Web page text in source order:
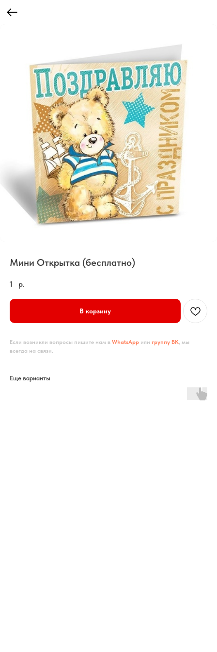
Мини Открытка (бесплатно)
1 р.
В корзину
Если возникли вопросы пишите нам в WhatsApp или группу ВК, мы
всегда на связи.
Еще варианты